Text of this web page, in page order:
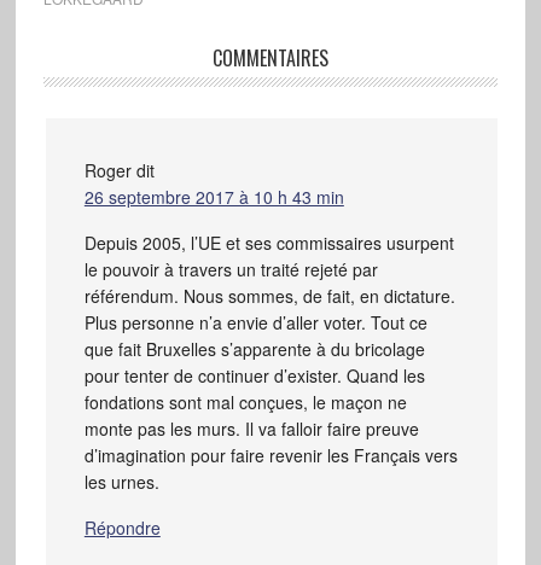
COMMENTAIRES
Roger dit
26 septembre 2017 à 10 h 43 min
Depuis 2005, l’UE et ses commissaires usurpent
le pouvoir à travers un traité rejeté par
référendum. Nous sommes, de fait, en dictature.
Plus personne n’a envie d’aller voter. Tout ce
que fait Bruxelles s’apparente à du bricolage
pour tenter de continuer d’exister. Quand les
fondations sont mal conçues, le maçon ne
monte pas les murs. Il va falloir faire preuve
d’imagination pour faire revenir les Français vers
les urnes.
Répondre